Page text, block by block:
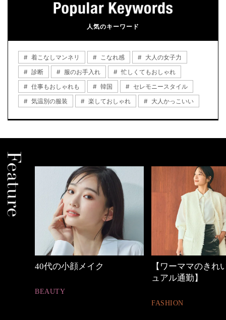
人気のキーワード
着こなしマンネリ こなれ感
大人の女子力
診断
服のお手入れ
忙しくてもおしゃれ
仕事もおしゃれも
韓国
セレモニースタイル
気温別の服装
楽しておしゃれ 大人かっこいい
【ワーママのきれいめカジ
心地よくいられる
とは
FASHION